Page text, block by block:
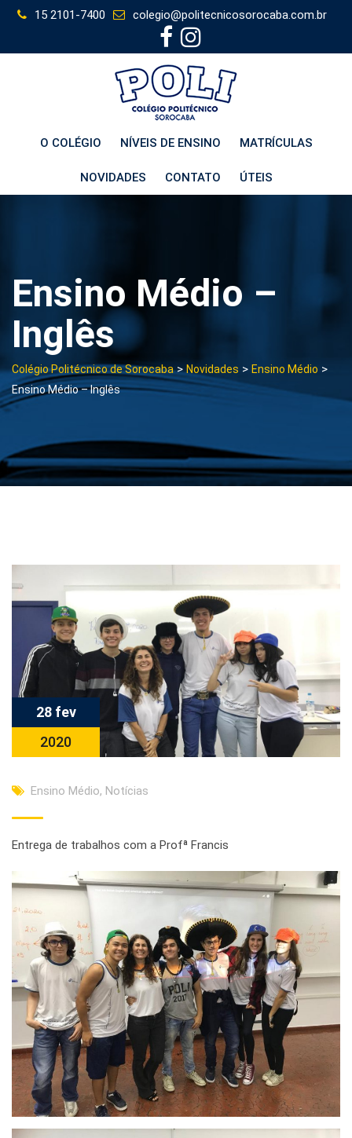
Skip
content
15 2101-7400 colegio@politecnicosorocaba.com.br
O COLÉGIO NÍVEIS DE ENSINO MATRÍCULAS
NOVIDADES CONTATO ÚTEIS
Ensino Médio –
Inglês
Colégio Politécnico de Sorocaba>Novidades > Ensino Médio >
Ensino Médio – Inglês
28 fev
2020
Ensino Médio, Notícias
Entrega de trabalhos com a Profª Francis